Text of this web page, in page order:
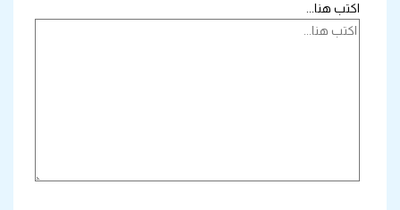
اكتب هنا...